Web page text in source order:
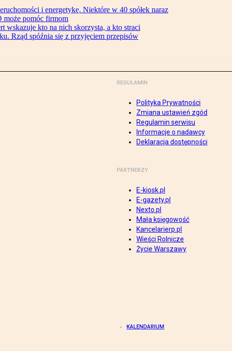
i energetykę. Niektóre w 40 spółek naraz
może pomóc firmom
wskazuje kto na nich skorzysta, a kto straci
Rząd spóźnia się z przyjęciem przepisów
REGULAMIN
Polityka Prywatności
Zmiana ustawień zgód
Regulamin serwisu
Informacje o nadawcy
Deklaracja dostępności
PARTNERZY
E-kiosk.pl
E-gazety.pl
Nexto.pl
Mała księgowość
Kancelarierp.pl
Wieści Rolnicze
Życie Warszawy
KALENDARIUM